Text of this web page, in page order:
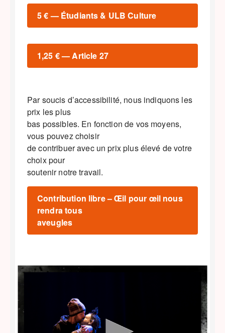
5 € — Étudiants & ULB Culture
1,25 € — Article 27
Par soucis d’accessibilité, nous indiquons les
prix les plus
bas possibles. En fonction de vos moyens,
vous pouvez choisir
de contribuer avec un prix plus élevé de votre
choix pour
soutenir notre travail.
Contribution libre – Œil pour œil nous
rendra tous
aveugles